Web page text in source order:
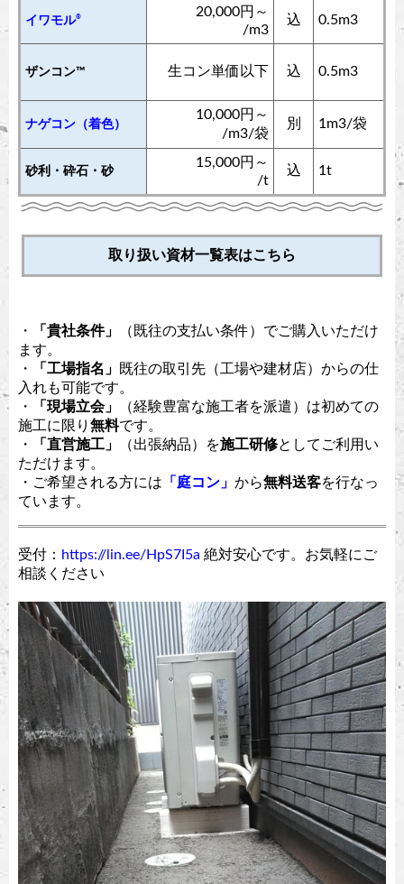
イワモル®
20,000円～
/m3
込 0.5m3
ザンコン™︎ 生コン単価以下 込 0.5m3
ナゲコン（着色）
10,000円～
/m3/袋
別 1m3/袋
砂利・砕石・砂
15,000円～
/t
込 1t
取り扱い資材一覧表はこちら
・ 「貴社条件」
（既往の支払い条件）でご購入いただけ
ます。
・
「工場指名」
既往の取引先（工場や建材店）からの仕
入れも可能です。
・
「現場立会」
（経験豊富な施工者を派遣）は初めての
施工に限り 無料です。
・
「直営施工」 （出張納品）を施工研修としてご利用い
ただけます。
・ご希望される方には 「庭コン」 から無料送客を行なっ
ています。
受付： https://lin.ee/HpS7I5a 絶対安心です。お気軽にご
相談ください